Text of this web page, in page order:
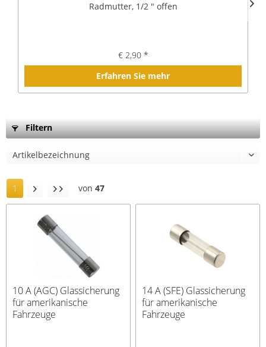
Radmutter, 1/2 " offen
€ 2,90 *
Erfahren Sie mehr
Filtern
1 von 47
10 A (AGC) Glassicherung
für amerikanische
Fahrzeuge
14 A (SFE) Glassicherung
für amerikanische
Fahrzeuge